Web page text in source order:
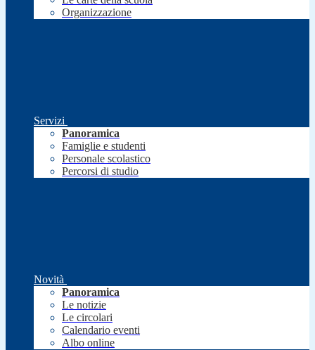
Organizzazione
Servizi
Panoramica
Famiglie e studenti
Personale scolastico
Percorsi di studio
Novità
Panoramica
Le notizie
Le circolari
Calendario eventi
Albo online